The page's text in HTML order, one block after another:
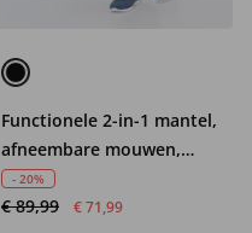
Functionele 2-in-1 mantel,
afneembare mouwen,
ritszakken
- 20%
€ 89,99 € 71,99